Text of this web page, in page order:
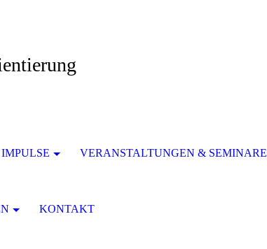
IMPULSE VERANSTALTUNGEN & SEMINARE
KONTAKT